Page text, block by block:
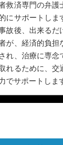
救済専門の弁護
にサポートしま
故後、出来るだ
が、経済的負担
れ、治療に専念
れるために、交
でサポートしま